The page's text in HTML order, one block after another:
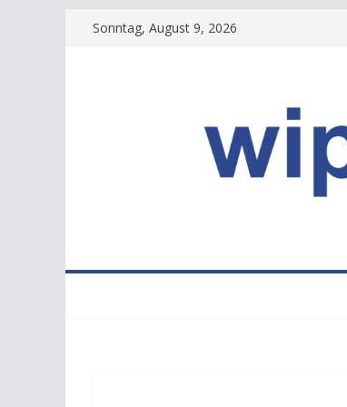
ZumSonntag, August 9, 2026